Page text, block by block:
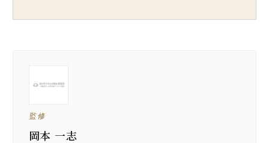
監修
岡本 一志